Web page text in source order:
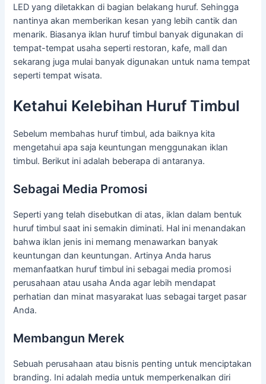
LED yang diletakkan di bagian belakang huruf. Sehingga
nantinya akan memberikan kesan yang lebih cantik dan
menarik. Biasanya iklan huruf timbul banyak digunakan di
tempat-tempat usaha seperti restoran, kafe, mall dan
sekarang juga mulai banyak digunakan untuk nama tempat
seperti tempat wisata.
Ketahui Kelebihan Huruf Timbul
Sebelum membahas huruf timbul, ada baiknya kita
mengetahui apa saja keuntungan menggunakan iklan
timbul. Berikut ini adalah beberapa di antaranya.
Sebagai Media Promosi
Seperti yang telah disebutkan di atas, iklan dalam bentuk
huruf timbul saat ini semakin diminati. Hal ini menandakan
bahwa iklan jenis ini memang menawarkan banyak
keuntungan dan keuntungan. Artinya Anda harus
memanfaatkan huruf timbul ini sebagai media promosi
perusahaan atau usaha Anda agar lebih mendapat
perhatian dan minat masyarakat luas sebagai target pasar
Anda.
Membangun Merek
Sebuah perusahaan atau bisnis penting untuk menciptakan
branding. Ini adalah media untuk memperkenalkan diri